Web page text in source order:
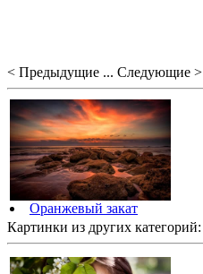
< Предыдущие ... Следующие >
Оранжевый закат
Картинки из других категорий: